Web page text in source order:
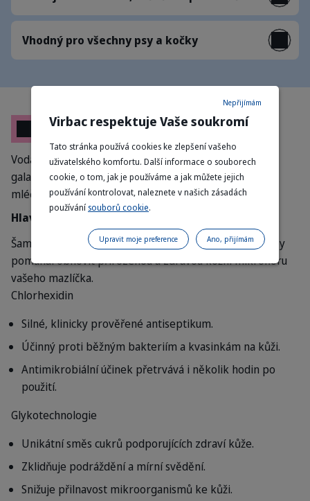
Vhodný pro všechny psy a kočky
Složení
Voda, glykotechnologie (laurylglukosid, ramnóza,
galaktóza, manóza), chlorhexidin, chitosanid, kyselina
mléčná.
Hlavní složky
Šampon Pyoderm® pro psy a kočky je navržen tak, aby
pomáhal obnovit přirozenou a zdravou kožní mikroflóru
vašeho mazlíčka.
Chlorhexidin
Silné, klinicky prověřené antiseptikum.
Účinný proti běžným bakteriím a kvasinkám na kůži.
Antimikrobiální účinek přetrvává i několik hodin po
použití.
Glykotechnologie
Unikátní směs cukrů podporujících zdraví kůže.
Zklidňuje podráždění a mírní svědění.
Snižuje přilnavost mikroorganismů ke kůži.
Virbac respektuje Vaše soukromí
Tato stránka používá cookies ke zlepšení vašeho
uživatelského komfortu. Další informace o souborech
cookie, o tom, jak je používáme a jak můžete jejich
používání kontrolovat, naleznete v našich zásadách
používání souborů cookie.
Nepřijímám
Ano, přijímám
Upravit moje preference